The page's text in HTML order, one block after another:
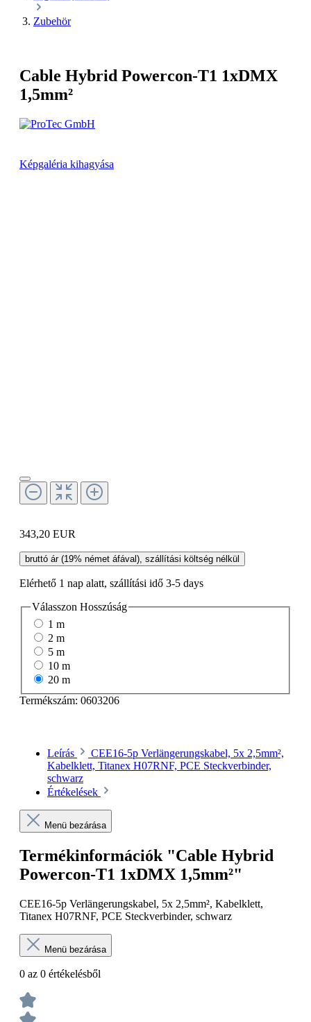
Zubehör
Cable Hybrid Powercon-T1 1xDMX
1,5mm²
Képgaléria kihagyása
343,20 EUR
bruttó ár (19% német áfával), szállítási költség nélkül
Elérhető 1 nap alatt, szállítási idő 3-5 days
Válasszon Hosszúság
1 m
2 m
5 m
10 m
20 m
Termékszám: 0603206
Leírás
CEE16-5p Verlängerungskabel, 5x 2,5mm²,
Kabelklett, Titanex H07RNF, PCE Steckverbinder,
schwarz
Értékelések
Menü bezárása
Termékinformációk "Cable Hybrid
Powercon-T1 1xDMX 1,5mm²"
CEE16-5p Verlängerungskabel, 5x 2,5mm², Kabelklett,
Titanex H07RNF, PCE Steckverbinder, schwarz
Menü bezárása
0 az 0 értékelésből